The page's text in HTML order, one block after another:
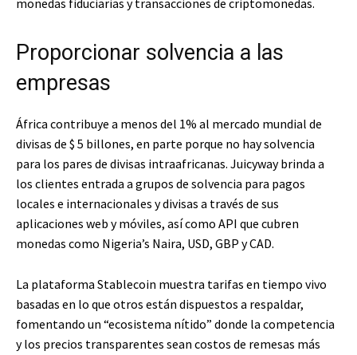
monedas fiduciarias y transacciones de criptomonedas.
Proporcionar solvencia a las
empresas
África contribuye a menos del 1% al mercado mundial de
divisas de $ 5 billones, en parte porque no hay solvencia
para los pares de divisas intraafricanas. Juicyway brinda a
los clientes entrada a grupos de solvencia para pagos
locales e internacionales y divisas a través de sus
aplicaciones web y móviles, así como API que cubren
monedas como Nigeria’s Naira, USD, GBP y CAD.
La plataforma Stablecoin muestra tarifas en tiempo vivo
basadas en lo que otros están dispuestos a respaldar,
fomentando un “ecosistema nítido” donde la competencia
y los precios transparentes sean costos de remesas más